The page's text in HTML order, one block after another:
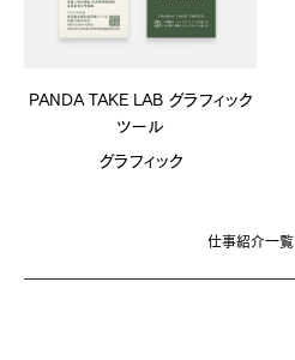
PANDA TAKE LAB グラフィック
ツール
グラフィック
仕事紹介一覧